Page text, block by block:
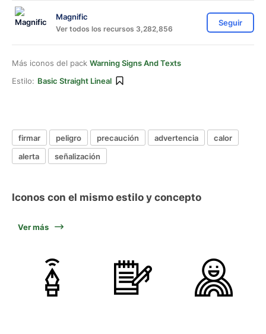
Magnific
Ver todos los recursos 3,282,856
Seguir
Más iconos del pack Warning Signs And Texts
Estilo: Basic Straight Lineal
firmar peligro precaución advertencia
calor
alerta
señalización
Iconos con el mismo estilo y concepto
Ver más